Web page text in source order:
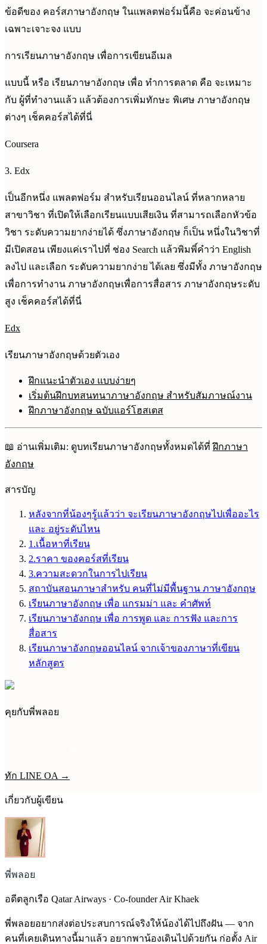
ข้อดีของ คอร์สภาษาอังกฤษ ในแพลตฟอร์มนี้คือ จะค่อนข้าง
เฉพาะเจาะจง แบบ
การเรียนภาษาอังกฤษ เพื่อการเขียนอีเมล
แบบนี้ หรือ เรียนภาษาอังกฤษ เพื่อ ทำการตลาด คือ จะเหมาะ
กับ ผู้ที่ทำงานแล้ว แล้วต้องการเพิ่มทักษะ พิเศษ ภาษาอังกฤษ
ต่างๆ เช็คคอร์สได้ที่นี่
Coursera
3. Edx
เป็นอีกหนึ่ง แพลตฟอร์ม สำหรับเรียนออนไลน์ ที่หลากหลาย
สาขาวิชา ที่เปิดให้เลือกเรียนแบบเสียเงิน ที่สามารถเลือกหัวข้อ
วิชา ระดับความยากง่ายได้ ซึ่งภาษาอังกฤษ ก็เป็น หนึ่งในวิชาที่
มีเปิดสอน เพียงแค่เราไปที่ ช่อง Search แล้วพิมพิ์คำว่า English
ลงไป และเลือก ระดับความยากง่าย ได้เลย ซึ่งมีทั้ง ภาษาอังกฤษ
เพื่อการทำงาน ภาษาอังกฤษเพื่อการสื่อสาร ภาษาอังกฤษระดับ
สูง เช็คคอร์สได้ที่นี่
Edx
เรียนภาษาอังกฤษด้วยตัวเอง
ฝึกแนะนำตัวเอง แบบง่ายๆ
เริ่มต้นฝึกบทสนทนาภาษาอังกฤษ สำหรับสัมภาษณ์งาน
ฝึกภาษาอังกฤษ ฉบับแอร์โฮสเตส
📖 อ่านเพิ่มเติม: ดูบทเรียนภาษาอังกฤษทั้งหมดได้ที่ฝึกภาษา
อังกฤษ
สารบัญ
หลังจากที่น้องๆรู้แล้วว่า จะเรียนภาษาอังกฤษไปเพื่ออะไร
และ อยู่ระดับไหน
1.เนื้อหาที่เรียน
2.ราคา ของคอร์สที่เรียน
3.ความสะดวกในการไปเรียน
สถาบันสอนภาษาสำหรับ คนที่ไม่มีพื้นฐาน ภาษาอังกฤษ
เรียนภาษาอังกฤษ เพื่อ แกรมม่า และ คำศัพท์
เรียนภาษาอังกฤษ เพื่อ การพูด และ การฟัง และการ
สื่อสาร
เรียนภาษาอังกฤษออนไลน์ จากเจ้าของภาษาที่เขียน
หลักสูตร
คุยกับพี่พลอย
ทัก LINE OA →
เกี่ยวกับผู้เขียน
พี่พลอย
อดีตลูกเรือ Qatar Airways · Co-founder Air Khaek
พี่พลอยอยากส่งต่อประสบการณ์จริงให้น้องได้ไปถึงฝัน — จาก
คนที่เคยเดินทางนี้มาแล้ว อยากพาน้องเดินไปด้วยกัน ก่อตั้ง Air